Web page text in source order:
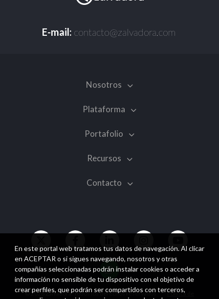
En este portal web tratamos tus datos de navegación. Al clicar
en ACEPTAR o si sigues navegando, nosotros y otras
compañías seleccionadas podrán instalar cookies o acceder a
información no sensible de tu dispositivo con el objetivo de
crear perfiles, que podrán ser compartidos con terceros,
E-mail: contacto@zalvadora.com
Nosotros
Plataforma
Portafolio
Recursos
Contacto
© 2026 Zalvadora. Todos los derechos reservados
Política de